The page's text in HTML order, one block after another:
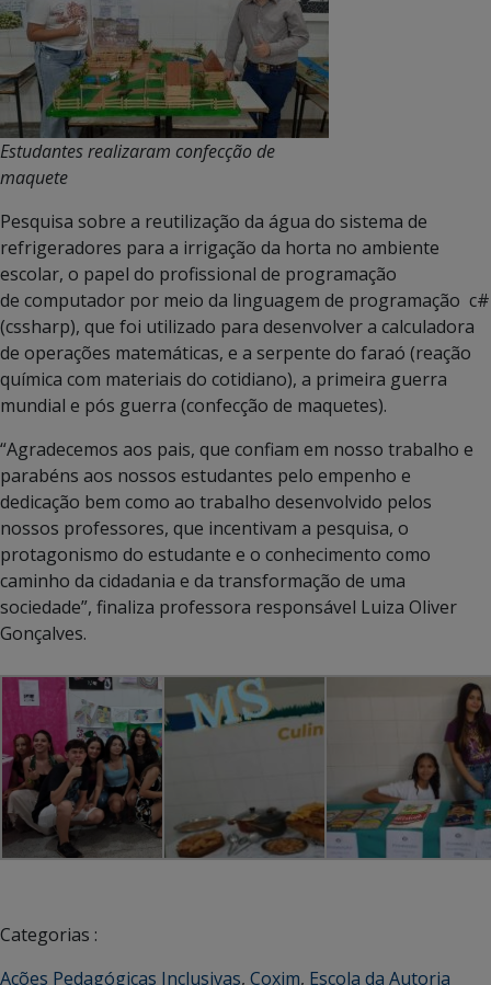
Estudantes realizaram confecção de
maquete
Pesquisa sobre a reutilização da água do sistema de
refrigeradores para a irrigação da horta no ambiente
escolar, o papel do profissional de programação
de computador por meio da linguagem de programação c#
(cssharp), que foi utilizado para desenvolver a calculadora
de operações matemáticas, e a serpente do faraó (reação
química com materiais do cotidiano), a primeira guerra
mundial e pós guerra (confecção de maquetes).
“Agradecemos aos pais, que confiam em nosso trabalho e
parabéns aos nossos estudantes pelo empenho e
dedicação bem como ao trabalho desenvolvido pelos
nossos professores, que incentivam a pesquisa, o
protagonismo do estudante e o conhecimento como
caminho da cidadania e da transformação de uma
sociedade”, finaliza professora responsável Luiza Oliver
Gonçalves.
Categorias :
Ações Pedagógicas Inclusivas, Coxim, Escola da Autoria